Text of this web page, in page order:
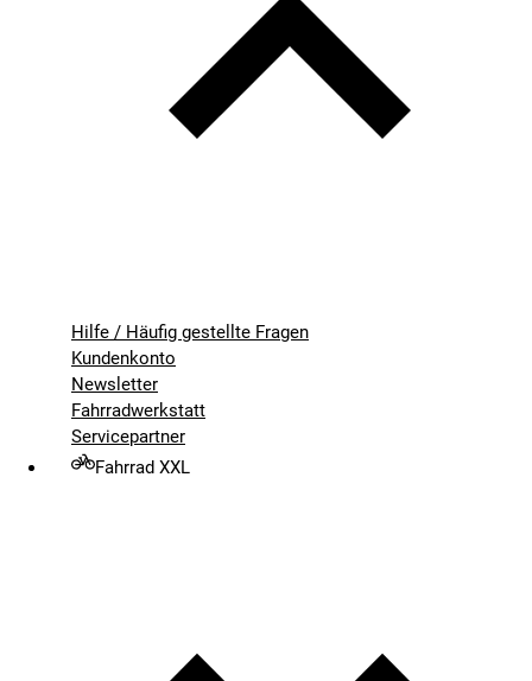
Hilfe / Häufig gestellte Fragen
Kundenkonto
Newsletter
Fahrradwerkstatt
Servicepartner
Fahrrad XXL